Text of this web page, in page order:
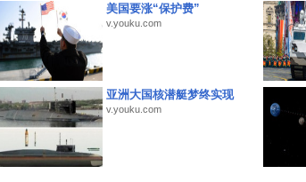
美国要涨“保护费”
v.youku.com
亚洲大国核潜艇梦终实现
v.youku.com